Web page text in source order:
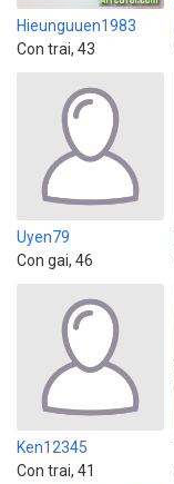
Hieunguuen1983
Con trai, 43
Uyen79
Con gai, 46
Ken12345
Con trai, 41